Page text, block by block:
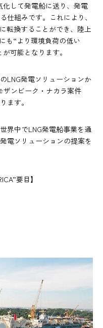
化して発電船に送り、発電
仕組みです。これにより、
転換することができ、陸上
も“より環境負荷の低い
可能となります。
LNG発電ソリューションか
ザンビーク・ナカラ案件
ます。
界中でLNG発電船事業を通
電ソリューションの提案を
要目】